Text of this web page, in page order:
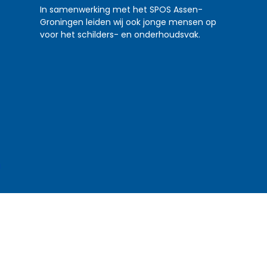
In samenwerking met het SPOS Assen-
Groningen leiden wij ook jonge mensen op
voor het schilders- en onderhoudsvak.